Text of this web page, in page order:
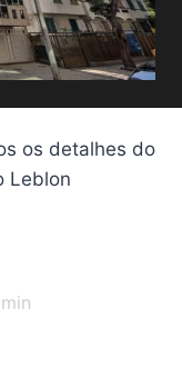
os detalhes do
Leblon
min